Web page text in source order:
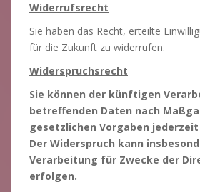
Widerrufsrecht
Sie haben das Recht, erteilte
für die Zukunft zu widerrufen.
Widerspruchsrecht
Sie können der künftigen
betreffenden Daten nach
gesetzlichen Vorgaben
Der Widerspruch kann
Verarbeitung für Zwecke der
erfolgen.